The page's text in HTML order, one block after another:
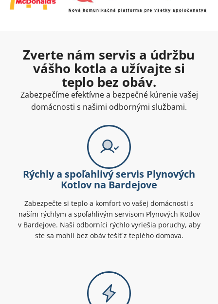
Zverte nám servis a údržbu
vášho kotla a užívajte si
teplo bez obáv.
Zabezpečíme efektívne a bezpečné kúrenie vašej
domácnosti s našimi odbornými službami.
Rýchly a spoľahlivý servis Plynových
Kotlov na Bardejove
Zabezpečte si teplo a komfort vo vašej domácnosti s
naším rýchlym a spoľahlivým servisom Plynových Kotlov
v Bardejove. Naši odborníci rýchlo vyriešia poruchy, aby
ste sa mohli bez obáv tešiť z teplého domova.